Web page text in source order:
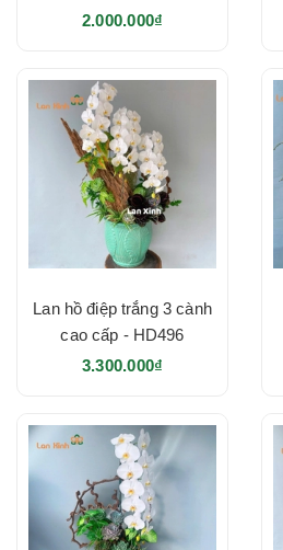
2.000.000₫
Lan hồ điệp trắng 3 cành
cao cấp - HD496
3.300.000₫